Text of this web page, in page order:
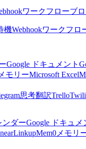
ワークフローブ
機Webhookワークフロ
Google ドキュメント
メモリーMicrosoft Excel
思考翻訳Trello
ンダーGoogle ドキュメ
LinkupMem0 メモリ